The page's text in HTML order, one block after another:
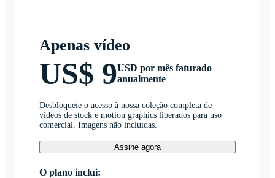
Apenas vídeo
US$ 9USD por mês faturado
anualmente
Desbloqueie o acesso à nossa coleção completa de
vídeos de stock e motion graphics liberados para uso
comercial. Imagens não incluídas.
Assine agora
O plano inclui: